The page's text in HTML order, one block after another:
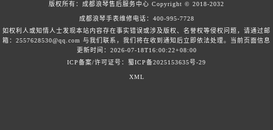
版权所有： 成都浪琴售后服务中心 Copyright © 2018-2032
成都浪琴手表维修电话： 400-995-7728
如权利人或知情人士发现本站内容存在事实错误或涉及版权、名誉权等侵权问题，请通过邮
箱：2557628530@qq.com 与我们联系，我们将在收到通知后立即依法处理。当前页面信息
更新时间：2026-07-18T16:00:22+08:00
ICP备案/许可证号：蜀ICP备2025153635号-29
XML